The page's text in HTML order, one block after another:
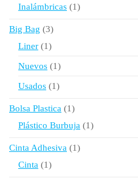
Inalámbricas 11
Big Bag
33
productos
Liner 11
Nuevos 11
Usados 11
Bolsa Plastica
11
producto
Plástico Burbuja 11
Cinta Adhesiva
11
Cinta 11